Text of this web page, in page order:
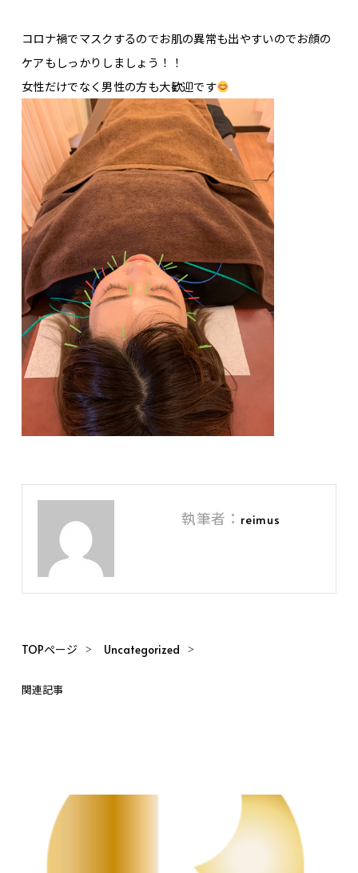
コロナ禍でマスクするのでお肌の異常も出やすいのでお顔の
ケアもしっかりしましょう！！
女性だけでなく男性の方も大歓迎です
執筆者： reimus
TOPページ Uncategorized
関連記事